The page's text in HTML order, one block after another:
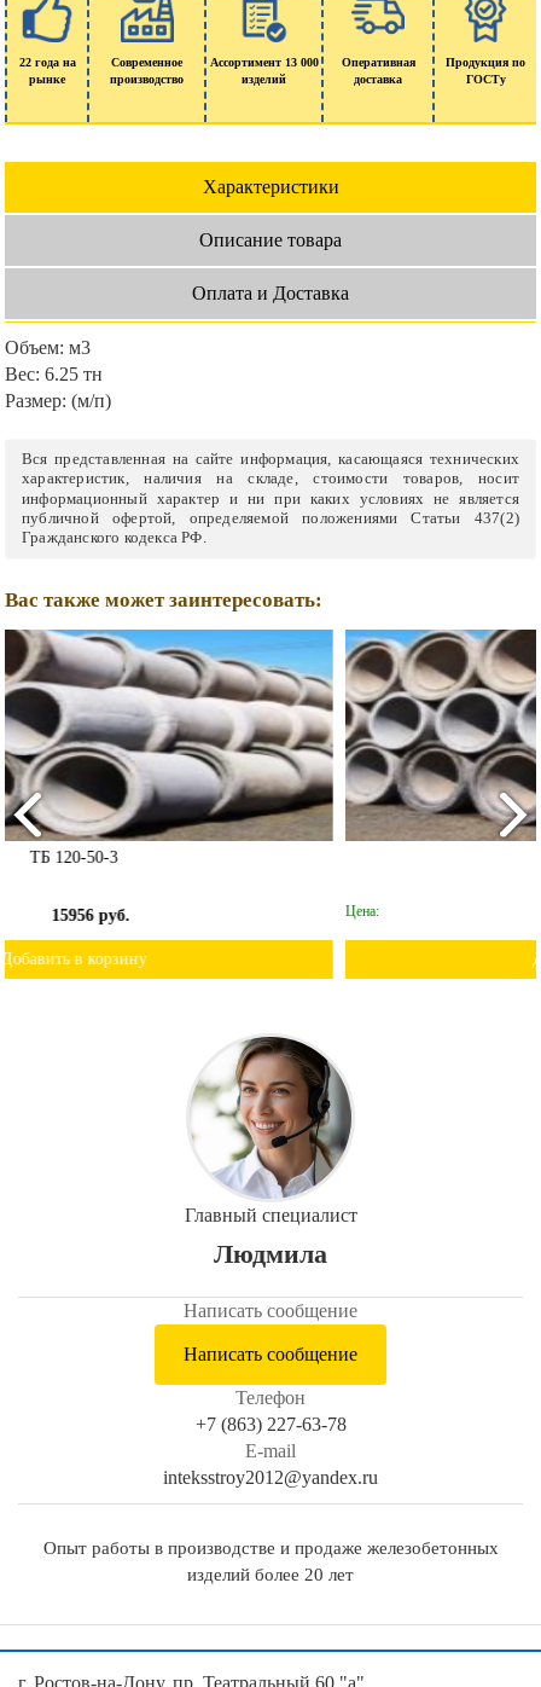
22 года на
рынке
Современное
производство
Ассортимент 13 000
изделий
Оперативная
доставка
Продукция по
ГОСТу
Характеристики
Описание товара
Оплата и Доставка
Объем: м3
Вес: 6.25 тн
Размер: (м/п)
Вся представленная на сайте информация, касающаяся технических
характеристик, наличия на складе, стоимости товаров, носит
информационный характер и ни при каких условиях не является
публичной офертой, определяемой положениями Статьи 437(2)
Гражданского кодекса РФ.
Вас также может заинтересовать:
14079 руб.
Главный специалист
Людмила
Написать сообщение
Написать сообщение
Телефон
+7 (863) 227-63-78
E-mail
inteksstroy2012@yandex.ru
Опыт работы в производстве и продаже железобетонных
изделий более 20 лет